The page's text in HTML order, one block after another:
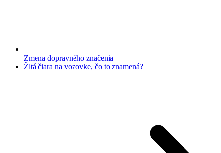
Zmena dopravného značenia
Žltá čiara na vozovke, čo to znamená?